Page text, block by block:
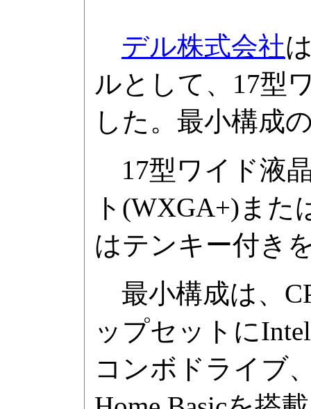
デル株式会社
ルとして、17型
した。最小構成
17型ワイド液
ト(WXGA+)また
はテンキー付き
最小構成は、
ップセットに
コンボドライブ